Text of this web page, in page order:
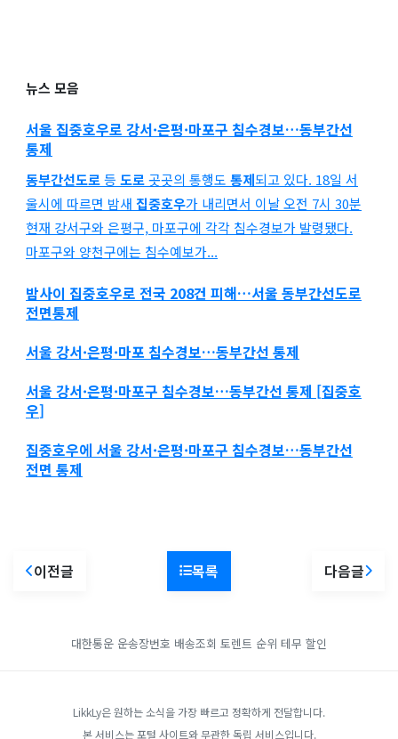
뉴스 모음
서울 집중호우로 강서·은평·마포구 침수경보…동부간선
통제
동부간선도로등 도로곳곳의 통행도 통제되고 있다. 18일 서
울시에 따르면 밤새 집중호우가 내리면서 이날 오전 7시 30분
현재 강서구와 은평구, 마포구에 각각 침수경보가 발령됐다.
마포구와 양천구에는 침수예보가...
밤사이 집중호우로 전국 208건 피해…서울 동부간선도로
전면통제
서울 강서·은평·마포 침수경보…동부간선 통제
서울 강서·은평·마포구 침수경보…동부간선 통제 [집중호
우]
집중호우에 서울 강서·은평·마포구 침수경보…동부간선
전면 통제
이전글 목록 다음글
대한통운 운송장번호 배송조회 토렌트 순위 테무 할인
LikkLy은 원하는 소식을 가장 빠르고 정확하게 전달합니다.
본 서비스는 포털 사이트와 무관한 독립 서비스입니다.